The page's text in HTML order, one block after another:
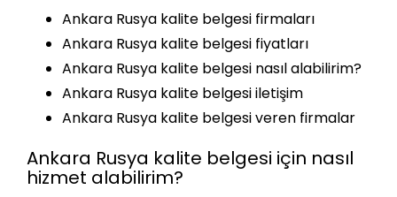
Ankara Rusya kalite belgesi firmaları
Ankara Rusya kalite belgesi fiyatları
Ankara Rusya kalite belgesi nasıl alabilirim?
Ankara Rusya kalite belgesi iletişim
Ankara Rusya kalite belgesi veren firmalar
Ankara Rusya kalite belgesi için nasıl
hizmet alabilirim?